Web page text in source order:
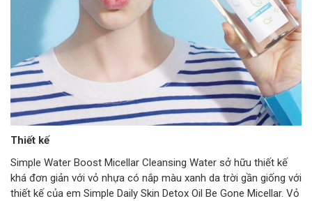
Thiết kế
Simple Water Boost Micellar Cleansing Water sở hữu thiết kế
khá đơn giản với vỏ nhựa có nắp màu xanh da trời gần giống với
thiết kế của em Simple Daily Skin Detox Oil Be Gone Micellar. Vỏ